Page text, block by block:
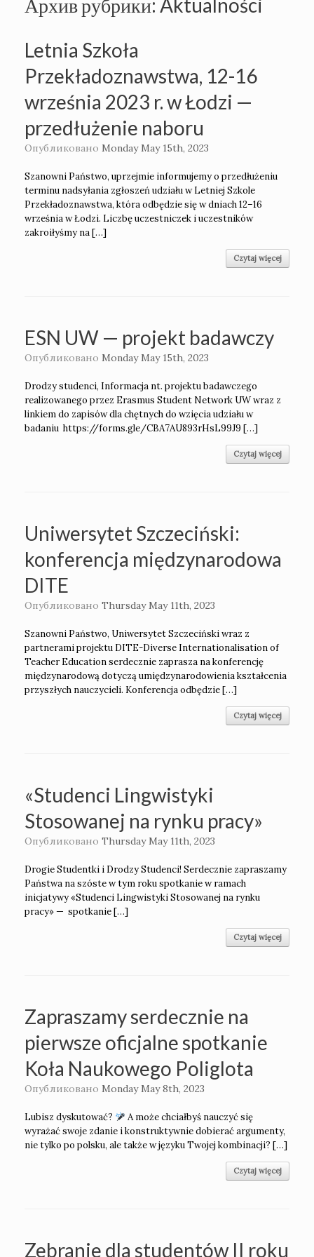
Архив рубрики: Aktualności
Letnia Szkoła
Przekładoznawstwa, 12-16
września 2023 r. w Łodzi —
przedłużenie naboru
Опубликовано Monday May 15th, 2023
Szanowni Państwo, uprzejmie informujemy o przedłużeniu
terminu nadsyłania zgłoszeń udziału w Letniej Szkole
Przekładoznawstwa, która odbędzie się w dniach 12–16
września w Łodzi. Liczbę uczestniczek i uczestników
zakroiłyśmy na […]
Czytaj więcej
ESN UW — projekt badawczy
Опубликовано Monday May 15th, 2023
Drodzy studenci, Informacja nt. projektu badawczego
realizowanego przez Erasmus Student Network UW wraz z
linkiem do zapisów dla chętnych do wzięcia udziału w
badaniu https://forms.gle/CBA7AU893rHsL99J9 […]
Czytaj więcej
Uniwersytet Szczeciński:
konferencja międzynarodowa
DITE
Опубликовано Thursday May 11th, 2023
Szanowni Państwo, Uniwersytet Szczeciński wraz z
partnerami projektu DITE-Diverse Internationalisation of
Teacher Education serdecznie zaprasza na konferencję
międzynarodową dotyczą umiędzynarodowienia kształcenia
przyszłych nauczycieli. Konferencja odbędzie […]
Czytaj więcej
«Studenci Lingwistyki
Stosowanej na rynku pracy»
Опубликовано Thursday May 11th, 2023
Drogie Studentki i Drodzy Studenci! Serdecznie zapraszamy
Państwa na szóste w tym roku spotkanie w ramach
inicjatywy «Studenci Lingwistyki Stosowanej na rynku
pracy» — spotkanie […]
Czytaj więcej
Zapraszamy serdecznie na
pierwsze oficjalne spotkanie
Koła Naukowego Poliglota
Опубликовано Monday May 8th, 2023
Lubisz dyskutować?
A może chciałbyś nauczyć się
wyrażać swoje zdanie i konstruktywnie dobierać argumenty,
nie tylko po polsku, ale także w języku Twojej kombinacji? […]
Czytaj więcej
Zebranie dla studentów II roku